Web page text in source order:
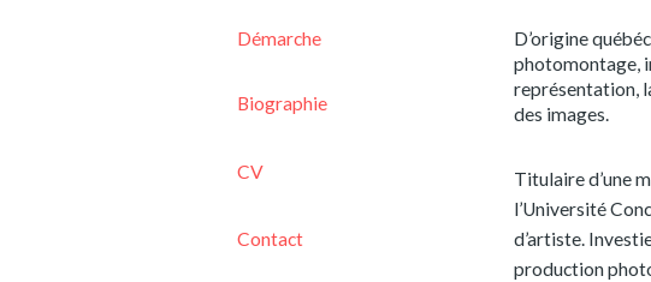
Démarche
Biographie
CV
Contact
D’origine
photomontage,
représentation,
des images.
Titulaire d’une
l’Université
d’artiste.
production